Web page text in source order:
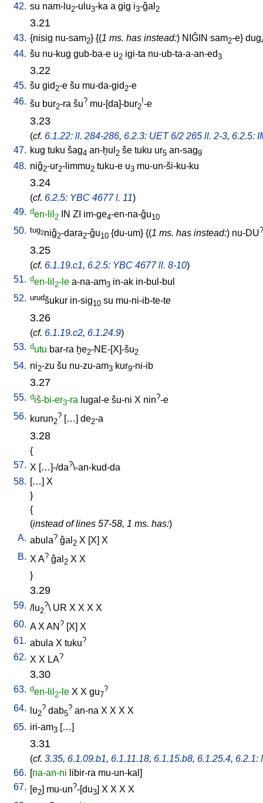
42. su nam-lu2-ulu3-ka a gig i3-ĝal 2
3.21
43. {nisig nu-sam2} {(1 ms. has instead:) NIĜIN sam2-e} dug
44. šu nu-kug gub-ba-e u2 igi-ta nu-ub-ta-a-an-ed3
3.22
45. šu gid 2-e šu mu-da-gid 2-e
46. šu bur2-ra šu? mu-[da]-bur2
!-e
3.23
(cf. 6.1.22: ll. 284-286, 6.2.3: UET 6/2 265 ll. 2-3, 6.2.5:
47. kug tuku šag4 an-ḫul 2 še tuku ur5 an-sag9
48. niĝ2-ur2-limmu2 tuku-e u3 mu-un-ši-ku-ku
3.24
(cf. 6.2.5: YBC 4677 l. 11)
49. den-lil 2 IN ZI im-ge4-en-na-ĝu10
50. tug2niĝ2-dara2-ĝu10 {du-um} {(1 ms. has instead:) nu-DU?
3.25
(cf. 6.1.19.c1, 6.2.5: YBC 4677 ll. 8-10)
51. den-lil 2-le a-na-am3 in-ak in-bul-bul
52. urudšukur in-sig10 su mu-ni-ib-te-te
3.26
(cf. 6.1.19.c2, 6.1.24.9)
53. dutu bar-ra ḫe2-NE-[X]-šu2
54. ni2-zu šu nu-zu-am3 kur9-ni-ib
3.27
55. diš-bi-er3-ra lugal-e šu-ni X nin?-e
56. kurun2
? […] de2-a
3.28
{
57. X […]-/da?\-an-kud-da
58. […] X
}
{
(instead of lines 57-58, 1 ms. has:)
A. abula? ĝal 2 X [X] X
B. X A? ĝal 2 X X
}
3.29
59. /lu2
?\ UR X X X X
60. A X AN ? [X] X
61. abula X tuku?
62. X X LA?
3.30
63. den-lil 2-le X X gu7
?
64. lu2
? dab5
? an-na X X X X
65. iri-am3 […]
3.31
(cf. 3.35, 6.1.09.b1, 6.1.11.18, 6.1.15.b8, 6.1.25.4, 6.2.1:
66. [na-an-ni libir-ra mu-un-kal ]
67. [e2] mu-un?-[du3] X X X X